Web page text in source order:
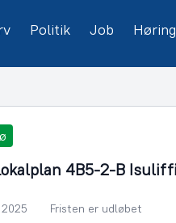
Politik Job
4B5-2-B
Fristen er udløbet